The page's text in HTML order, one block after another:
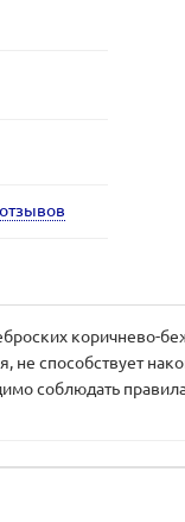
коричнево-
не способствует
соблюдать правила